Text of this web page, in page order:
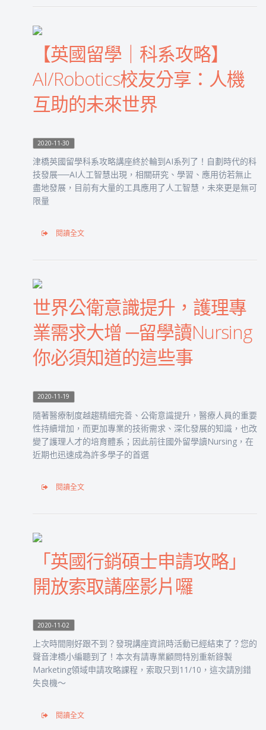
【英國留學｜科系攻略】
AI/Robotics校友分享：人機
互助的未來世界
2020-11-30
津橋英國留學科系攻略講座終於輪到AI系列了！自劃時代的科
技發展──AI人工智慧出現，相關研究、學習、應用彷若無止
盡地發展，目前有大量的工具應用了人工智慧，未來更是無可
限量
閱讀全文
世界公衛意識提升，護理專
業需求大增 ─留學讀Nursing
你必須知道的這些事
2020-11-19
隨著醫療制度越趨精細完善、公衛意識提升，醫療人員的重要
性持續增加，而更加專業的技術需求、深化發展的知識，也改
變了護理人才的培育體系；因此前往國外留學讀Nursing，在
近期也迅速成為許多學子的首選
閱讀全文
「英國行銷碩士申請攻略」
開放索取講座影片囉
2020-11-02
上次時間剛好跟不到？發現講座資訊時活動已經結束了？您的
聲音津橋小編聽到了！本次有請專業顧問特別重新錄製
Marketing領域申請攻略課程，索取只到11/10，這次請別錯
失良機～
閱讀全文